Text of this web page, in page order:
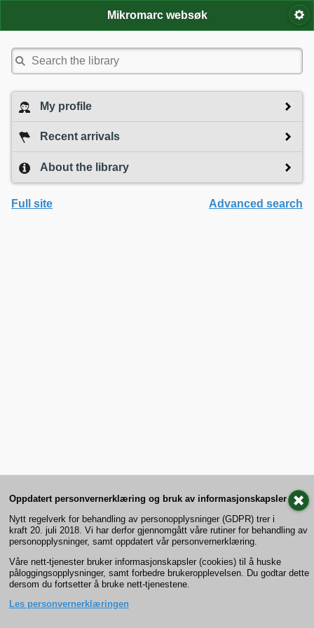
Mikromarc websøk
My profile
Recent arrivals
About the library
Full site Advanced search
Oppdatert personvernerklæring og bruk av informasjonskapsler
Nytt regelverk for behandling av personopplysninger (GDPR) trer i
kraft 20. juli 2018. Vi har derfor gjennomgått våre rutiner for behandling av
personopplysninger, samt oppdatert vår personvernerklæring.
Våre nett-tjenester bruker informasjonskapsler (cookies) til å huske
påloggingsopplysninger, samt forbedre brukeropplevelsen. Du godtar dette
dersom du fortsetter å bruke nett-tjenestene.
Les personvernerklæringen